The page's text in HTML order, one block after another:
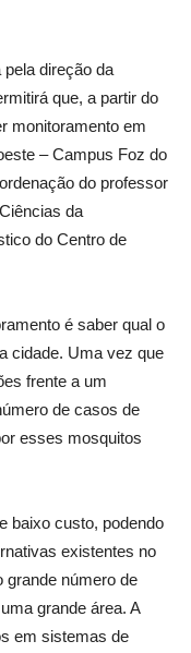
direção da
que, a partir do
monitoramento em
– Campus Foz do
do professor
da
do Centro de
é saber qual o
cidade. Uma vez que
frente a um
de casos de
esses mosquitos
baixo custo, podendo
existentes no
grande número de
grande área. A
em sistemas de